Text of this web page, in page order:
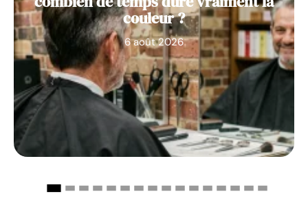
couleur ?
6 août 2026